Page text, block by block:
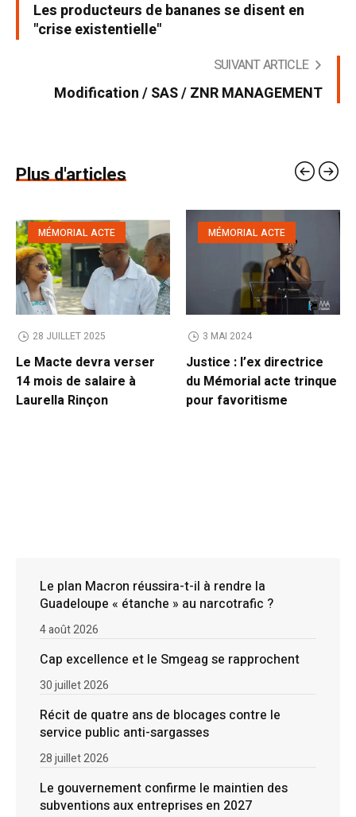
Les producteurs de bananes se disent en
"crise existentielle"
SUIVANT ARTICLE
Modification / SAS / ZNR MANAGEMENT
Plus d'articles
MÉMORIAL ACTE
28 JUILLET 2025
Le Macte devra verser
14 mois de salaire à
Laurella Rinçon
MÉMORIAL ACTE
3 MAI 2024
Justice : l’ex directrice
du Mémorial acte trinque
pour favoritisme
Le plan Macron réussira-t-il à rendre la
Guadeloupe « étanche » au narcotrafic ?
4 août 2026
Cap excellence et le Smgeag se rapprochent
30 juillet 2026
Récit de quatre ans de blocages contre le
service public anti-sargasses
28 juillet 2026
Le gouvernement confirme le maintien des
subventions aux entreprises en 2027